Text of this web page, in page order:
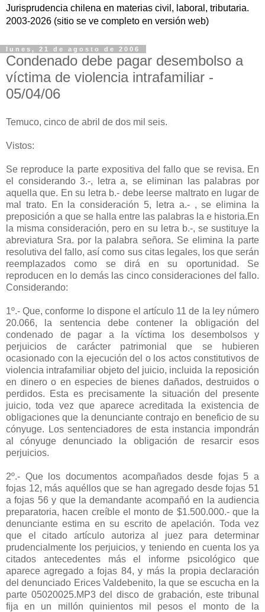
Jurisprudencia chilena en materias civil, laboral, tributaria.
2003-2026 (sitio se ve completo en versión web)
lunes, 21 de agosto de 2006
Condenado debe pagar desembolso a
víctima de violencia intrafamiliar -
05/04/06
Temuco, cinco de abril de dos mil seis.
Vistos:
Se reproduce la parte expositiva del fallo que se revisa. En
el considerando 3.-, letra a, se eliminan las palabras por
aquella que. En su letra b.- debe leerse maltrato en lugar de
mal trato. En la consideración 5, letra a.- , se elimina la
preposición a que se halla entre las palabras la e historia.En
la misma consideración, pero en su letra b.-, se sustituye la
abreviatura Sra. por la palabra señora. Se elimina la parte
resolutiva del fallo, así como sus citas legales, los que serán
reemplazados como se dirá en su oportunidad. Se
reproducen en lo demás las cinco consideraciones del fallo.
Considerando:
1º.- Que, conforme lo dispone el artículo 11 de la ley número
20.066, la sentencia debe contener la obligación del
condenado de pagar a la víctima los desembolsos y
perjuicios de carácter patrimonial que se hubieren
ocasionado con la ejecución del o los actos constitutivos de
violencia intrafamiliar objeto del juicio, incluida la reposición
en dinero o en especies de bienes dañados, destruidos o
perdidos. Esta es precisamente la situación del presente
juicio, toda vez que aparece acreditada la existencia de
obligaciones que la denunciante contrajo en beneficio de su
cónyuge. Los sentenciadores de esta instancia impondrán
al cónyuge denunciado la obligación de resarcir esos
perjuicios.
2º.- Que los documentos acompañados desde fojas 5 a
fojas 12, más aquéllos que se han agregado desde fojas 51
a fojas 56 y que la demandante acompañó en la audiencia
preparatoria, hacen creíble el monto de $1.500.000.- que la
denunciante estima en su escrito de apelación. Toda vez
que el citado artículo autoriza al juez para determinar
prudencialmente los perjuicios, y teniendo en cuenta los ya
citados antecedentes más el informe psicológico que
aparece agregado a fojas 84, y más la propia declaración
del denunciado Erices Valdebenito, la que se escucha en la
parte 05020025.MP3 del disco de grabación, este tribunal
fija en un millón quinientos mil pesos el monto de la